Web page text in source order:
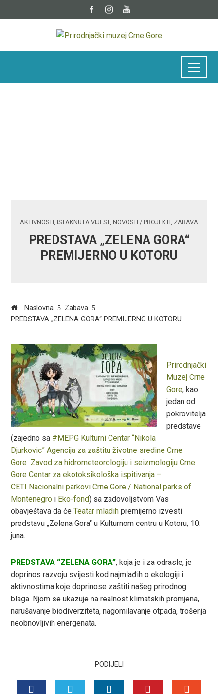
AKTIVNOSTI, ISTAKNUTA VIJEST, NOVOSTI / PROJEKTI, ZABAVA
PREDSTAVA „ZELENA GORA“
PREMIJERNO U KOTORU
Naslovna
Zabava
PREDSTAVA „ZELENA GORA“ PREMIJERNO U KOTORU
Prirodnjački
Muzej Crne
Gore, kao
jedan od
pokrovitelja
predstave
(zajedno sa #MEPG Kulturni Centar “Nikola
Djurkovic” Agencija za zaštitu životne sredine Crne
Gore Zavod za hidrometeorologiju i seizmologiju Crne
Gore Centar za ekotoksikološka ispitivanja –
CETI
Nacionalni parkovi Crne Gore / National parks of
Montenegro i Eko-fond) sa zadovoljstvom Vas
obavještava da ćeTeatar mladih premijerno izvesti
predstavu „Zelena Gora“ u Kulturnom centru u Kotoru, 10.
juna.
PREDSTAVA “ZELENA GORA”, koja je i za odrasle, je
doprinos razvoju svijesti kod najmlađih o ekologiji i
aktivnostima koje doprinose zaštiti našeg prirodnog
blaga. Njom se ukazuje na realnost klimatskih promjena,
narušavanje biodiverziteta, nagomilavanje otpada, trošenja
neobnovljivih energenata.
PODIJELI